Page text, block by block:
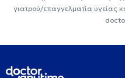
γιατρού/επαγγελματία υγείας